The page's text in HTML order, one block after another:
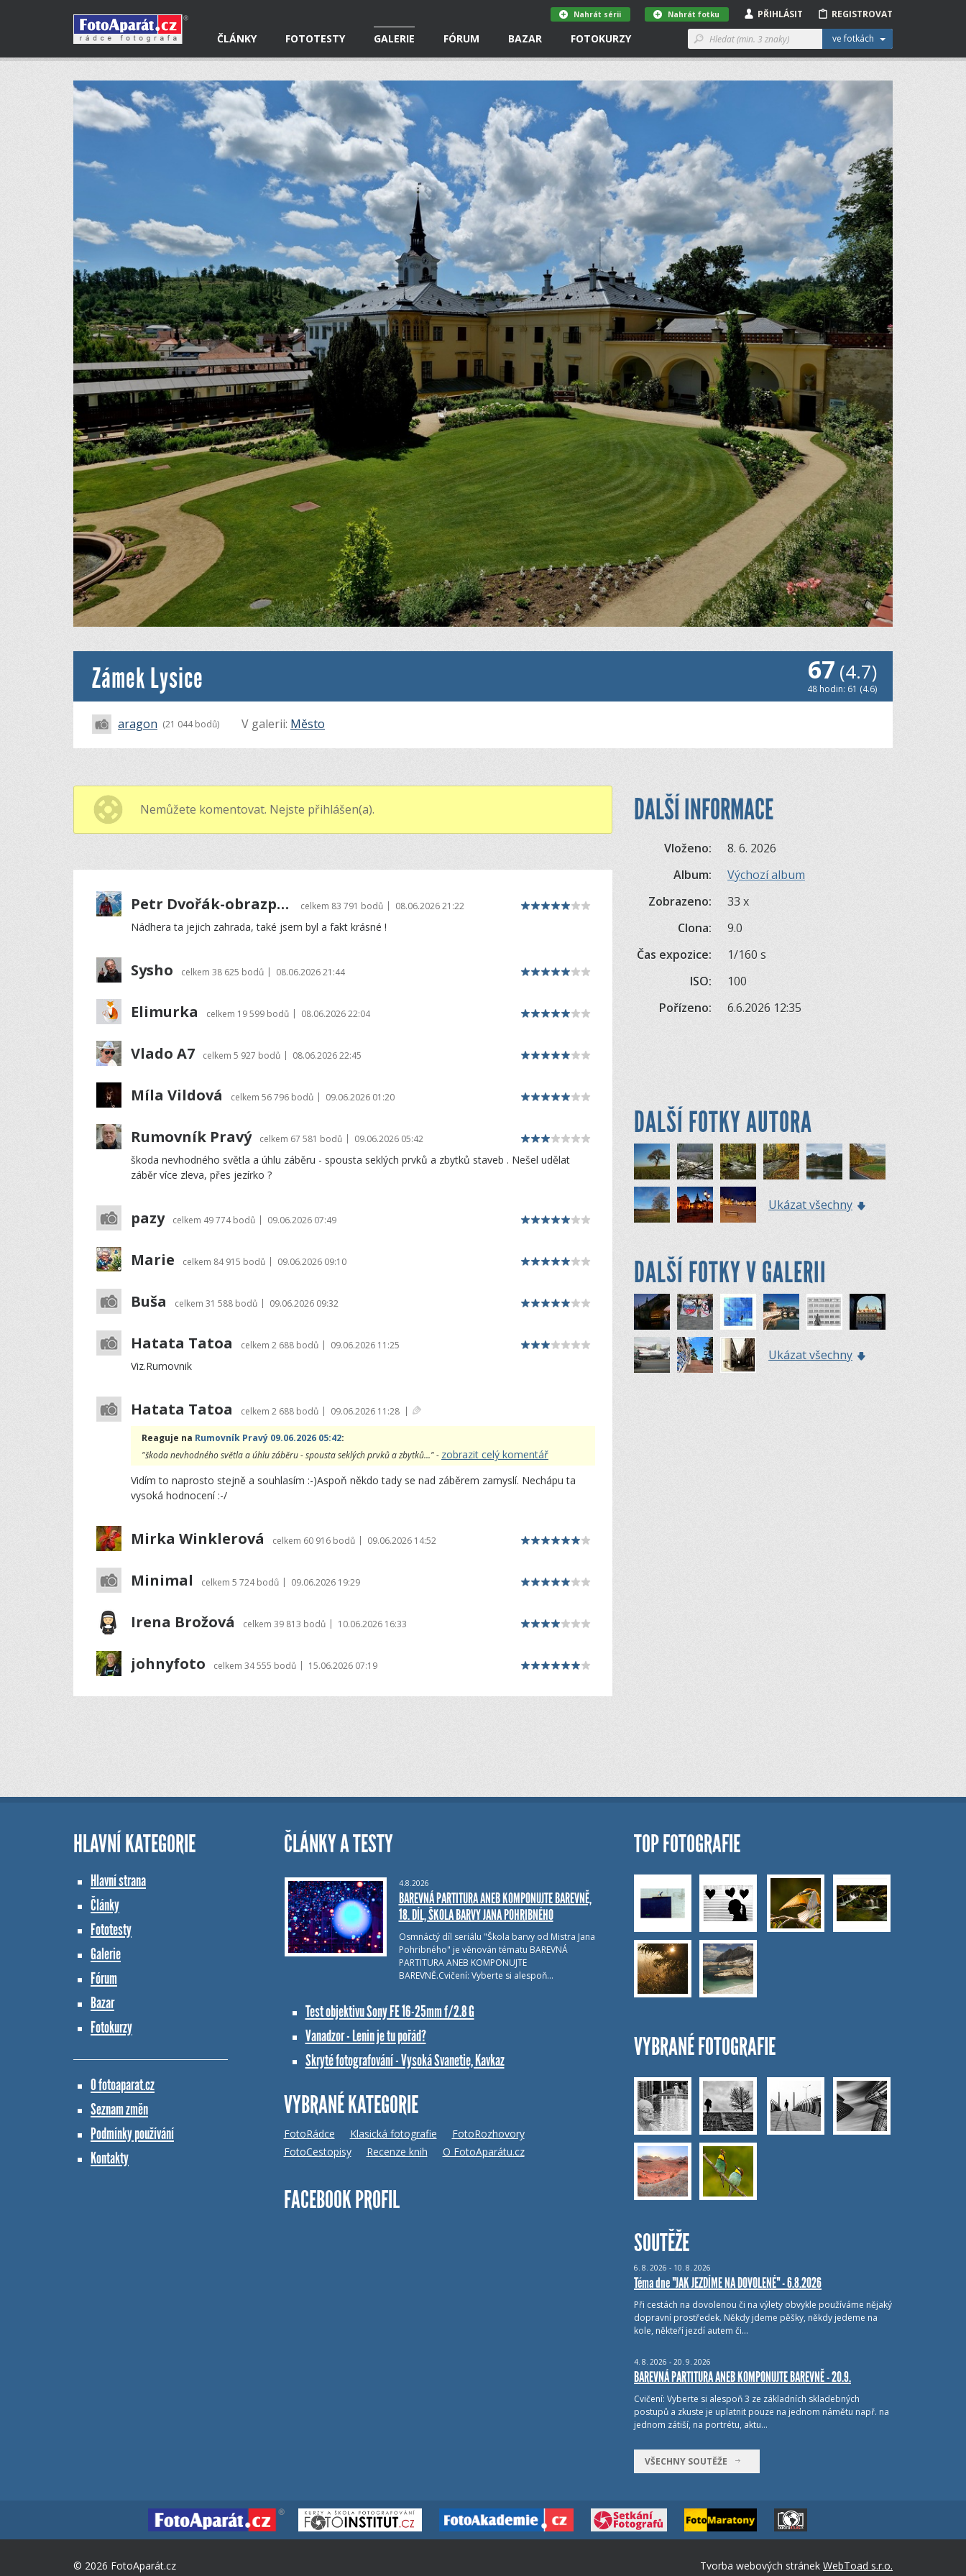
ČLÁNKY FOTOTESTY GALERIE FÓRUM BAZAR FOTOKURZY ve fotkách
REGISTROVAT
PŘIHLÁSIT
Nahrát fotku
Nahrát sérii
Zámek Lysice 67 (4.7)
48 hodin: 61 (4.6)
aragon (21 044 bodů) V galerii: Město
Nemůžete komentovat. Nejste přihlášen(a).
Petr Dvořák-obrazprovas.cz celkem 83 791 bodů | 08.06.2026 21:22
Nádhera ta jejich zahrada, také jsem byl a fakt krásné !
Sysho celkem 38 625 bodů | 08.06.2026 21:44
Elimurka celkem 19 599 bodů | 08.06.2026 22:04
Vlado A7 celkem 5 927 bodů | 08.06.2026 22:45
Míla Vildová celkem 56 796 bodů | 09.06.2026 01:20
Rumovník Pravý celkem 67 581 bodů | 09.06.2026 05:42
škoda nevhodného světla a úhlu záběru - spousta seklých prvků a zbytků staveb . Nešel udělat
záběr více zleva, přes jezírko ?
pazy celkem 49 774 bodů | 09.06.2026 07:49
Marie celkem 84 915 bodů | 09.06.2026 09:10
Buša celkem 31 588 bodů | 09.06.2026 09:32
Hatata Tatoa celkem 2 688 bodů | 09.06.2026 11:25
Viz.Rumovnik
Hatata Tatoa celkem 2 688 bodů | 09.06.2026 11:28 |
Reaguje na Rumovník Pravý 09.06.2026 05:42:
"škoda nevhodného světla a úhlu záběru - spousta seklých prvků a zbytků..." - zobrazit celý komentář
Vidím to naprosto stejně a souhlasím :-)Aspoň někdo tady se nad záběrem zamyslí. Nechápu ta
vysoká hodnocení :-/
Mirka Winklerová celkem 60 916 bodů | 09.06.2026 14:52
Minimal celkem 5 724 bodů | 09.06.2026 19:29
Irena Brožová celkem 39 813 bodů | 10.06.2026 16:33
johnyfoto celkem 34 555 bodů | 15.06.2026 07:19
DALŠÍ INFORMACE
Vloženo:
8. 6. 2026
Album:
Výchozí album
Zobrazeno:
33 x
Clona:
9.0
Čas expozice:
1/160 s
ISO:
100
Pořízeno:
6.6.2026 12:35
DALŠÍ FOTKY AUTORA
Ukázat všechny
DALŠÍ FOTKY V GALERII
Ukázat všechny
HLAVNÍ KATEGORIE
Hlavní strana
Články
Fototesty
Galerie
Fórum
Bazar
Fotokurzy
O fotoaparat.cz
Seznam změn
Podmínky používání
Kontakty
ČLÁNKY A TESTY
4.8.2026
BAREVNÁ PARTITURA ANEB KOMPONUJTE BAREVNĚ,
18. DÍL, ŠKOLA BARVY JANA POHRIBNÉHO
Osmnáctý díl seriálu "Škola barvy od Mistra Jana
Pohribného" je věnován tématu BAREVNÁ
PARTITURA ANEB KOMPONUJTE
BAREVNĚ.Cvičení: Vyberte si alespoň…
Test objektivu Sony FE 16-25mm f/2.8 G
Vanadzor - Lenin je tu pořád?
Skryté fotografování - Vysoká Svanetie, Kavkaz
VYBRANÉ KATEGORIE
FotoRádce Klasická fotografie
FotoRozhovory
FotoCestopisy
Recenze knih O FotoAparátu.cz
FACEBOOK PROFIL
TOP FOTOGRAFIE
VYBRANÉ FOTOGRAFIE
SOUTĚŽE
6. 8. 2026 - 10. 8. 2026
Téma dne "JAK JEZDÍME NA DOVOLENÉ" - 6.8.2026
Při cestách na dovolenou či na výlety obvykle používáme nějaký
dopravní prostředek. Někdy jdeme pěšky, někdy jedeme na
kole, někteří jezdí autem či…
4. 8. 2026 - 20. 9. 2026
BAREVNÁ PARTITURA ANEB KOMPONUJTE BAREVNĚ - 20.9.
Cvičení: Vyberte si alespoň 3 ze základních skladebných
postupů a zkuste je uplatnit pouze na jednom námětu např. na
jednom zátiší, na portrétu, aktu…
VŠECHNY SOUTĚŽE
© 2026 FotoAparát.cz Tvorba webových stránek WebToad s.r.o.